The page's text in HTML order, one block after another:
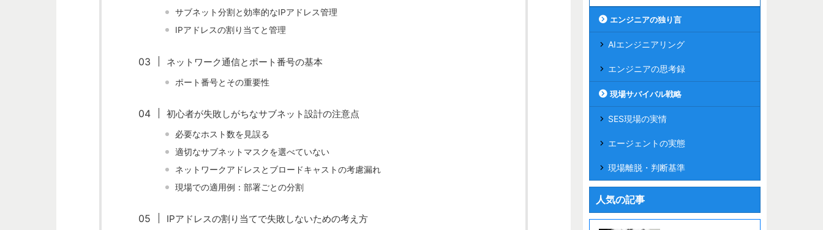
サブネット分割と効率的なIPアドレス管理
IPアドレスの割り当てと管理
ネットワーク通信とポート番号の基本
ポート番号とその重要性
初心者が失敗しがちなサブネット設計の注意点
必要なホスト数を見誤る
適切なサブネットマスクを選べていない
ネットワークアドレスとブロードキャストの考慮漏れ
現場での適用例：部署ごとの分割
IPアドレスの割り当てで失敗しないための考え方
エンジニアの独り言
AIエンジニアリング
エンジニアの思考録
現場サバイバル戦略
SES現場の実情
エージェントの実態
現場離脱・判断基準
人気の記事